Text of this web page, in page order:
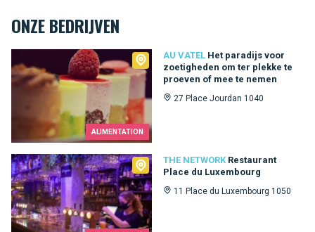
ONZE BEDRIJVEN
ALIMENTATION
AU VATEL Het paradijs voor
zoetigheden om ter plekke te
proeven of mee te nemen
27 Place Jourdan 1040
THE NETWORK Restaurant
Place du Luxembourg
11 Place du Luxembourg 1050
The Network